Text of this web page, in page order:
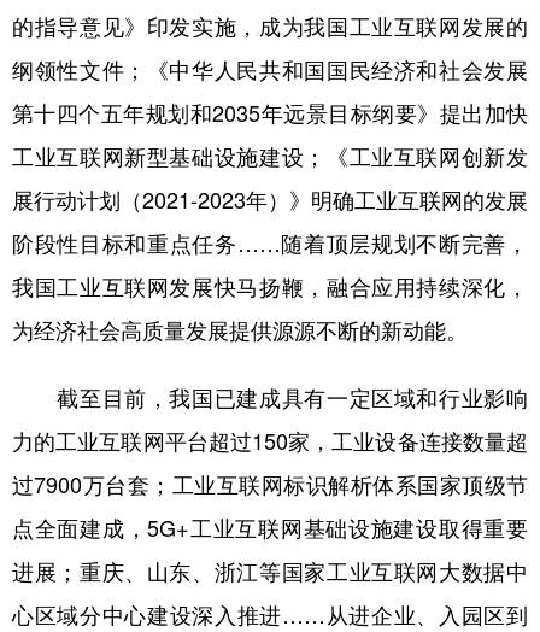
的指导意见》印发实施，成为我国工业互联网发展的
纲领性文件；《中华人民共和国国民经济和社会发展
第十四个五年规划和2035年远景目标纲要》提出加快
工业互联网新型基础设施建设；《工业互联网创新发
展行动计划（2021-2023年）》明确工业互联网的发展
阶段性目标和重点任务……随着顶层规划不断完善，
我国工业互联网发展快马扬鞭，融合应用持续深化，
为经济社会高质量发展提供源源不断的新动能。
截至目前，我国已建成具有一定区域和行业影响
力的工业互联网平台超过150家，工业设备连接数量超
过7900万台套；工业互联网标识解析体系国家顶级节
点全面建成，5G+工业互联网基础设施建设取得重要
进展；重庆、山东、浙江等国家工业互联网大数据中
心区域分中心建设深入推进……从进企业、入园区到